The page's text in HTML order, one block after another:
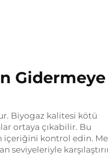
Gidermeye
Biyogaz kalitesi kötü
ortaya çıkabilir. Bu
içeriğini kontrol edin.
seviyeleriyle